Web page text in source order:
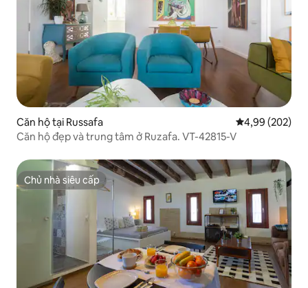
Căn hộ tại Russafa Xếp hạng
4,99 (202)
Căn hộ đẹp và trung tâm ở Ruzafa. VT-42815-V
Chủ nhà siêu cấp
Chủ nhà siêu cấp